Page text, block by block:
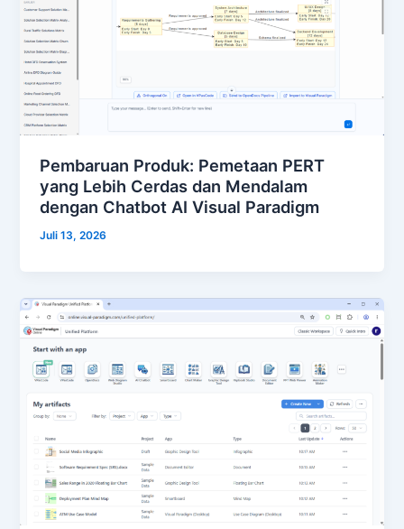
Pembaruan Produk: Pemetaan PERT
yang Lebih Cerdas dan Mendalam
dengan Chatbot AI Visual Paradigm
Juli 13, 2026